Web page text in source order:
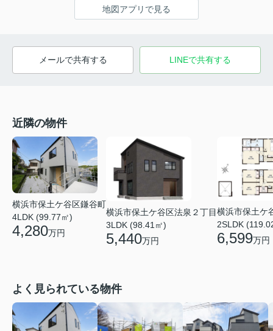
地図アプリで見る
メールで共有する LINEで共有する
近隣の物件
横浜市保土ケ谷区鎌谷町
4LDK (99.77㎡)
4,280万円
横浜市保土ケ谷区法泉２丁目
3LDK (98.41㎡)
5,440万円
横浜市保土ケ
2SLDK
6,599万円
よく見られている物件